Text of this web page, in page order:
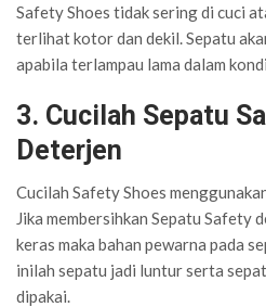
Safety Shoes tidak sering di cuci
terlihat kotor dan dekil. Sepatu
apabila terlampau lama dalam
3. Cucilah Sepatu
Deterjen
Cucilah Safety Shoes
Jika membersihkan Sepatu Safety
keras maka bahan pewarna pada
inilah sepatu jadi luntur serta
dipakai.